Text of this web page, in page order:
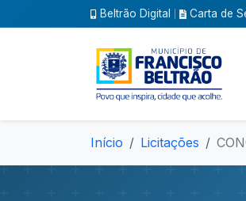
Beltrão Digital Carta de
Início Licitações